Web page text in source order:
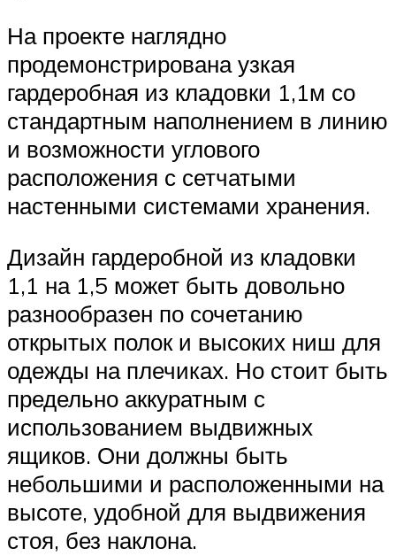
На проекте наглядно
продемонстрирована узкая
гардеробная из кладовки 1,1м со
стандартным наполнением в линию
и возможности углового
расположения с сетчатыми
настенными системами хранения.
Дизайн гардеробной из кладовки
1,1 на 1,5 может быть довольно
разнообразен по сочетанию
открытых полок и высоких ниш для
одежды на плечиках. Но стоит быть
предельно аккуратным с
использованием выдвижных
ящиков. Они должны быть
небольшими и расположенными на
высоте, удобной для выдвижения
стоя, без наклона.